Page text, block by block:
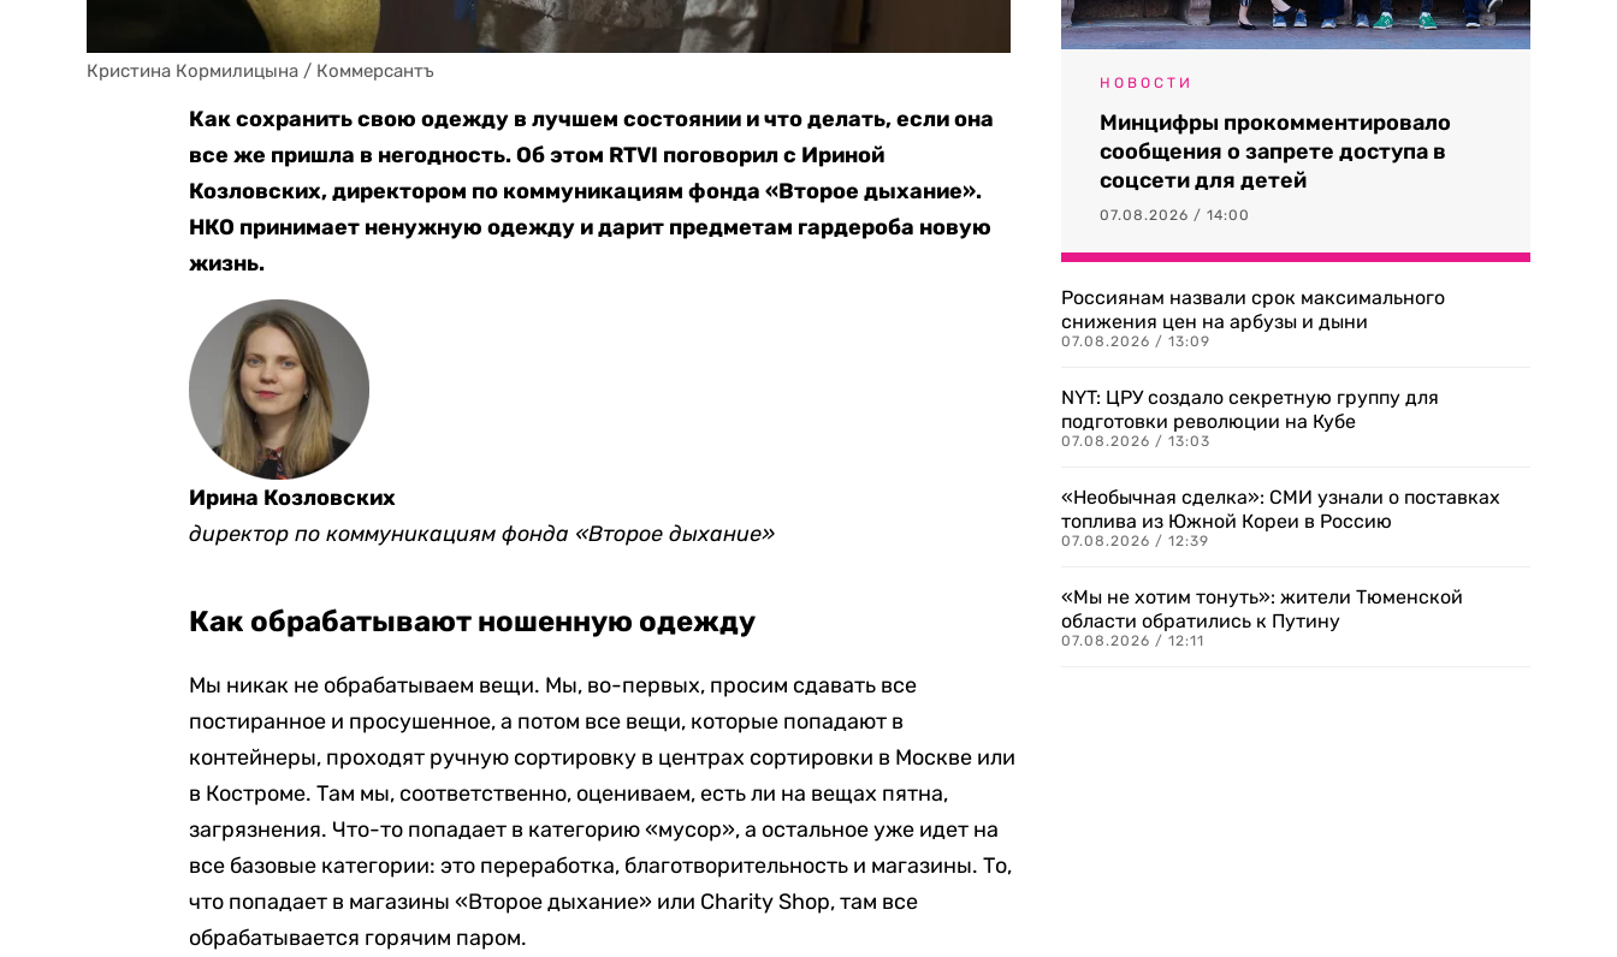
Кристина Кормилицына / Коммерсантъ
Как сохранить свою одежду в лучшем состоянии и что делать, если она
все же пришла в негодность. Об этом RTVI поговорил с Ириной
Козловских, директором по коммуникациям фонда «Второе дыхание».
НКО принимает ненужную одежду и дарит предметам гардероба новую
жизнь.
Ирина Козловских
директор по коммуникациям фонда «Второе дыхание»
Как обрабатывают ношенную одежду
Мы никак не обрабатываем вещи. Мы, во-первых, просим сдавать все
постиранное и просушенное, а потом все вещи, которые попадают в
контейнеры, проходят ручную сортировку в центрах сортировки в Москве или
в Костроме. Там мы, соответственно, оцениваем, есть ли на вещах пятна,
загрязнения. Что-то попадает в категорию «мусор», а остальное уже идет на
все базовые категории: это переработка, благотворительность и магазины. То,
что попадает в магазины «Второе дыхание» или Charity Shop, там все
обрабатывается горячим паром.
НОВОСТИ
Минцифры прокомментировало
сообщения о запрете доступа в
соцсети для детей
07.08.2026 / 14:00
Россиянам назвали срок максимального
снижения цен на арбузы и дыни
07.08.2026 / 13:09
NYT: ЦРУ создало секретную группу для
подготовки революции на Кубе
07.08.2026 / 13:03
«Необычная сделка»: СМИ узнали о поставках
топлива из Южной Кореи в Россию
07.08.2026 / 12:39
«Мы не хотим тонуть»: жители Тюменской
области обратились к Путину
07.08.2026 / 12:11